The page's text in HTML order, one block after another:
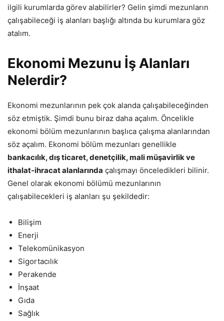
ilgili kurumlarda görev alabilirler? Gelin şimdi mezunların
çalışabileceği iş alanları başlığı altında bu kurumlara göz
atalım.
Ekonomi Mezunu İş Alanları
Nelerdir?
Ekonomi mezunlarının pek çok alanda çalışabileceğinden
söz etmiştik. Şimdi bunu biraz daha açalım. Öncelikle
ekonomi bölüm mezunlarının başlıca çalışma alanlarından
söz açalım. Ekonomi bölüm mezunları genellikle
bankacılık, dış ticaret, denetçilik, mali müşavirlik ve
ithalat-ihracat alanlarında çalışmayı önceledikleri bilinir.
Genel olarak ekonomi bölümü mezunlarının
çalışabilecekleri iş alanları şu şekildedir:
Bilişim
Enerji
Telekomünikasyon
Sigortacılık
Perakende
İnşaat
Gıda
Sağlık